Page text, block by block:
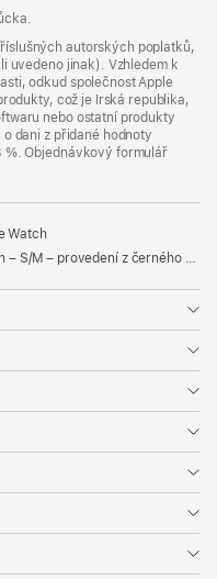
autorských poplatků,
uvedeno jinak). Vzhledem k
odkud společnost Apple
což je Irská republika,
nebo ostatní produkty
dani z přidané hodnoty
%. Objednávkový formulář
Watch
M – provedení z černého titanu